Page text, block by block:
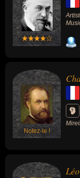
Notez-le !